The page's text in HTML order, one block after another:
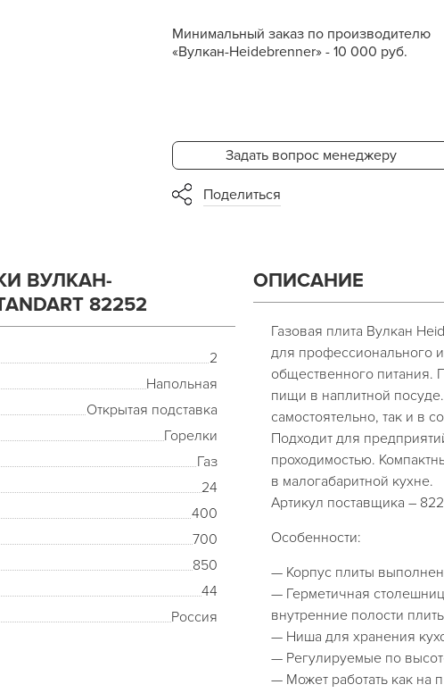
Минимальный заказ по производителю
«Вулкан-Heidebrenner» - 10 000 руб.
Задать вопрос менеджеру
Поделиться
ВУЛКАН-
82252
2
Напольная
Открытая подставка
Горелки
Газ
24
400
700
850
44
Россия
ОПИСАНИЕ
Газовая плита Вулкан
для профессионального
общественного питания.
пищи в наплитной
самостоятельно, так и в
Подходит для
проходимостью.
в малогабаритной кухне.
Артикул поставщика –
Особенности:
— Корпус плиты
— Герметичная
внутренние полости
— Ниша для хранения
— Регулируемые по
— Может работать как на